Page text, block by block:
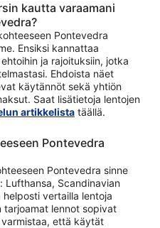
kautta varaamani
Pontevedra
Ensiksi kannattaa
ja rajoituksiin, jotka
Ehdoista näet
käytännöt sekä yhtiön
Saat lisätietoja lentojen
artikkelista täällä.
Pontevedra
Pontevedra sinne
Lufthansa, Scandinavian
helposti vertailla lentoja
tarjoamat lennot sopivat
että käytät